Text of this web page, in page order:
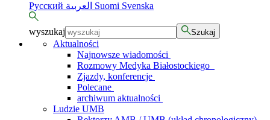
Русский
Suomi Svenska
wyszukaj Szukaj
Aktualności
Najnowsze wiadomości
Rozmowy Medyka Białostockiego
Zjazdy, konferencje
Polecane
archiwum aktualności
Ludzie UMB